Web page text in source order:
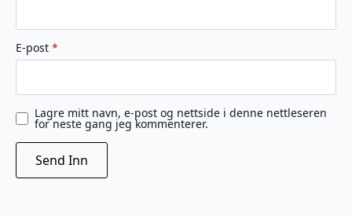
E-post *
Lagre mitt navn, e-post og nettside i denne nettleseren
for neste gang jeg kommenterer.